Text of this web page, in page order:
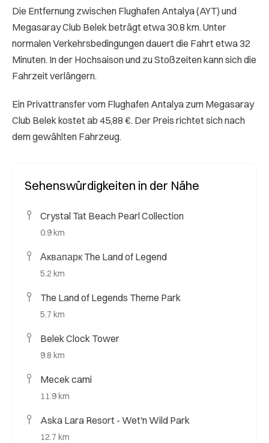
Die Entfernung zwischen Flughafen Antalya (AYT) und
Megasaray Club Belek beträgt etwa 30.8 km. Unter
normalen Verkehrsbedingungen dauert die Fahrt etwa 32
Minuten. In der Hochsaison und zu Stoßzeiten kann sich die
Fahrzeit verlängern.
Ein Privattransfer vom Flughafen Antalya zum Megasaray
Club Belek kostet ab 45,88 €. Der Preis richtet sich nach
dem gewählten Fahrzeug.
Sehenswürdigkeiten in der Nähe
Crystal Tat Beach Pearl Collection
0.9 km
Аквапарк The Land of Legend
5.2 km
The Land of Legends Theme Park
5.7 km
Belek Clock Tower
9.8 km
Mecek cami
11.9 km
Aska Lara Resort - Wet'n Wild Park
12.7 km